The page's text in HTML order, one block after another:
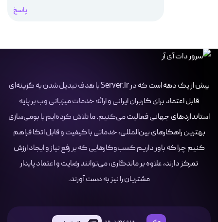
پاسخ
بیش از یک دهه است که در Server.ir با هدف تبدیل شدن به گزینه‌ای
قابل اعتماد برای کاربران ایرانی و ارائه خدمات میزبانی وب بر پایه
استانداردهای جهانی فعالیت می‌کنیم. ما تلاش کرده‌ایم با بومی‌سازی
بهترین راهکارهای بین‌المللی، خدماتی با کیفیت و قابل اتکا فراهم
کنیم چرا که باور داریم کسب‌وکارهایی که بر رفع نیاز و ایجاد ارزش
تمرکز دارند، علاوه بر ماندگاری، می‌توانند رضایت و اعتماد پایدار
مشتریان را نیز به دست آورند.